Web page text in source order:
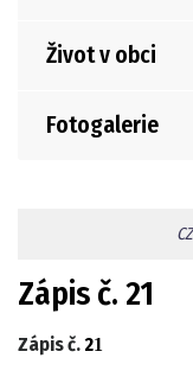
Život v obci
Fotogalerie
CZ
Zápis č. 21
Zápis č.21